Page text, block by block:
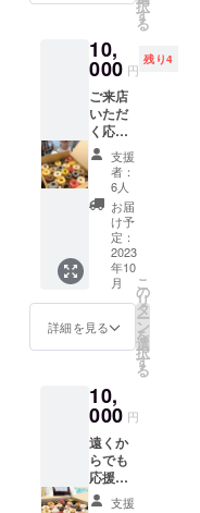
を発送
ます。
通販は
まだス
タート
してお
りませ
んが、
応援し
てくだ
さった
方には
ぜひお
召し上
がりい
ただき
たいと
思い、
ていた
だきま
す。 ※
クラウ
ドファ
ンディ
ング終
択
す
る
10,
000 円
残り4
ご来店
いただ
く応援
プラン
③！
ドーナ
ツ25
ピー
ス、新
ニュー
お試
し、
DONAD
ONAオ
リジナ
シャツ
とオリ
ジナル
マグ
カップ
チケッ
ト付
支援
者：
6人
お届
け予
定：
2023
年10
月
詳細を見る
こ
の
リ
タ
ー
ン
を
選
択
す
る
10,
000 円
遠くか
らでも
応援プ
ラン支援